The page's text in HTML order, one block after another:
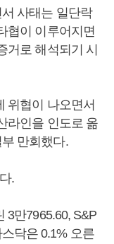
사태는 일단락
협이 이루어지면
거로 해석되기 시
위협이 나오면서
라인을 인도로 옮
만회했다.
.
3만7965.60, S&P
닥은 0.1% 오른